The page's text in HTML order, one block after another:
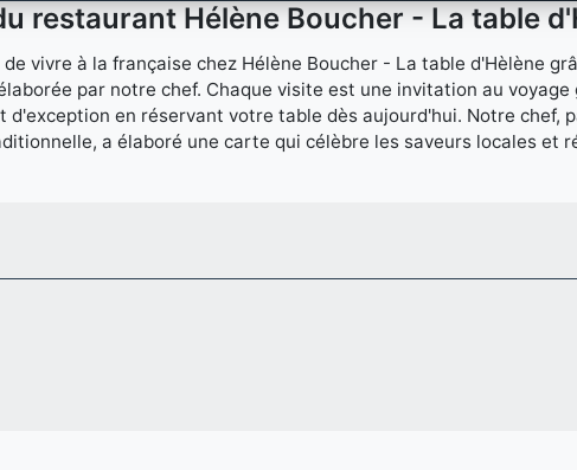
restaurant Hélène Boucher - La table
vivre à la française chez Hélène Boucher - La table d'Hèlène
par notre chef. Chaque visite est une invitation au
d'exception en réservant votre table dès aujourd'hui. Notre chef,
a élaboré une carte qui célèbre les saveurs locales et